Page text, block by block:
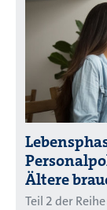
Ältere
Teil 2 der